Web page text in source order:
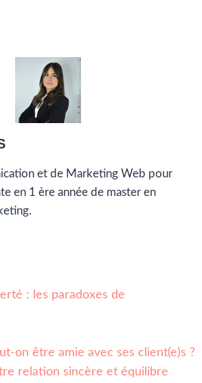
et de Marketing Web pour
en 1 ère année de master en
: les paradoxes de
on être amie avec ses client(e)s ?
relation sincère et équilibre